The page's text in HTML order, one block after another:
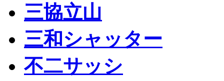
三協立山
三和シャッター
不二サッシ